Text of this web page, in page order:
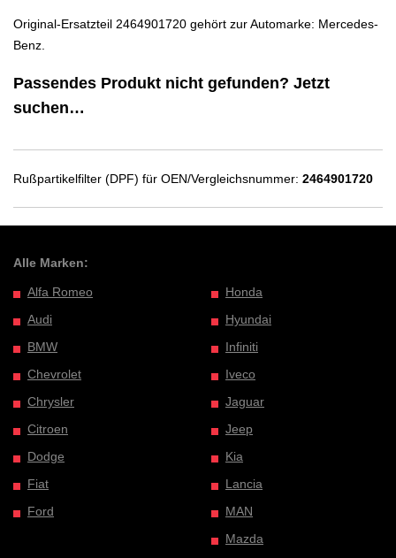
Original-Ersatzteil 2464901720 gehört zur Automarke: Mercedes-
Benz.
Passendes Produkt nicht gefunden? Jetzt
suchen…
Rußpartikelfilter (DPF) für OEN/Vergleichsnummer: 2464901720
Alle Marken:
Alfa Romeo
Audi
BMW
Chevrolet
Chrysler
Citroen
Dodge
Fiat
Ford
Honda
Hyundai
Infiniti
Iveco
Jaguar
Jeep
Kia
Lancia
MAN
Mazda